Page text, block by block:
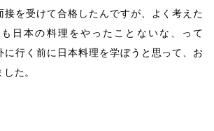
接を受けて合格したんですが、よく考えた
日本の料理をやったことないな、って
に行く前に日本料理を学ぼうと思って、お
た。